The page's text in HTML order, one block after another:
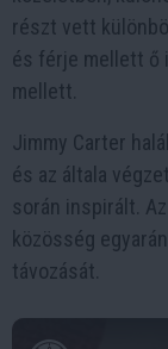
részt vett
és férje mellett ő
mellett.
Jimmy Carter
és az általa
során inspirált.
közösség
távozását.